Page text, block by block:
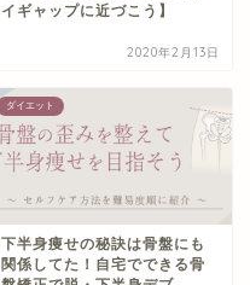
イギャップに近づこう】
2020年2月13日
ダイエット
下半身痩せの秘訣は骨盤にも
関係してた！自宅でできる骨